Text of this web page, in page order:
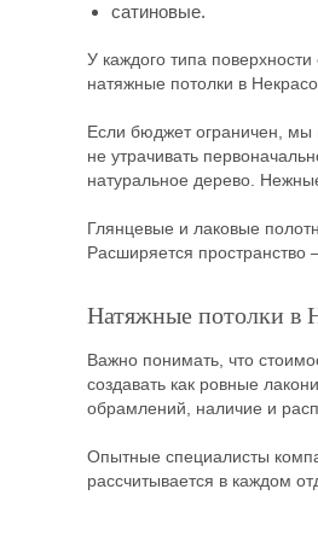
сатиновые.
У каждого типа
натяжные потолки в
Если бюджет ограничен, мы
не утрачивать
натуральное дерево.
Глянцевые и лаковые
Расширяется
Натяжные потолки в
Важно понимать, что
создавать как ровные
обрамлений, наличие и
Опытные специалисты
рассчитывается в каждом